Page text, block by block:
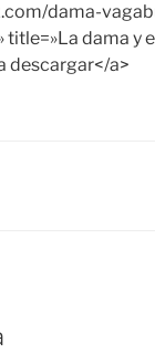
dama-
dama y
descargar</a>